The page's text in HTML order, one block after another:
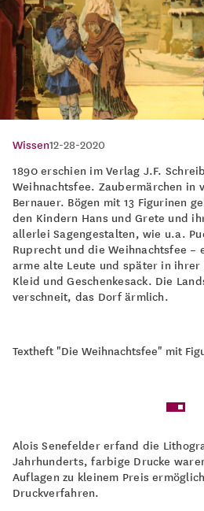
Wissen12-28-2020
1890 erschien im Verlag J.F.
Weihnachtsfee. Zaubermärchen in
Bernauer. Bögen mit 13 Figurinen
den Kindern Hans und Grete und
allerlei Sagengestalten, wie u.a.
Ruprecht und die Weihnachtsfee –
arme alte Leute und später in ihrer
Kleid und Geschenkesack. Die
verschneit, das Dorf ärmlich.
Textheft "Die Weihnachtsfee" mit
Alois Senefelder erfand die
Jahrhunderts, farbige Drucke
Auflagen zu kleinem Preis
Druckverfahren.